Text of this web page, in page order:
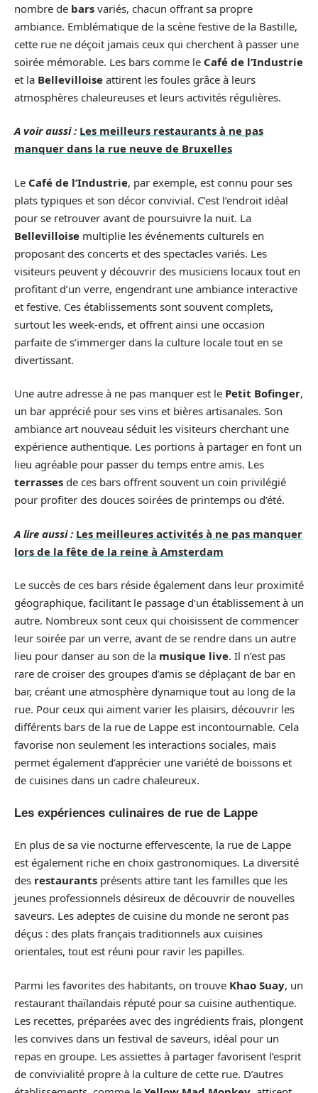
nombre de bars variés, chacun offrant sa propre
ambiance. Emblématique de la scène festive de la Bastille,
cette rue ne déçoit jamais ceux qui cherchent à passer une
soirée mémorable. Les bars comme le Café de l’Industrie
et la Bellevilloise attirent les foules grâce à leurs
atmosphères chaleureuses et leurs activités régulières.
A voir aussi : Les meilleurs restaurants à ne pas
manquer dans la rue neuve de Bruxelles
Le Café de l’Industrie, par exemple, est connu pour ses
plats typiques et son décor convivial. C’est l’endroit idéal
pour se retrouver avant de poursuivre la nuit. La
Bellevilloise multiplie les événements culturels en
proposant des concerts et des spectacles variés. Les
visiteurs peuvent y découvrir des musiciens locaux tout en
profitant d’un verre, engendrant une ambiance interactive
et festive. Ces établissements sont souvent complets,
surtout les week-ends, et offrent ainsi une occasion
parfaite de s’immerger dans la culture locale tout en se
divertissant.
Une autre adresse à ne pas manquer est le Petit Bofinger,
un bar apprécié pour ses vins et bières artisanales. Son
ambiance art nouveau séduit les visiteurs cherchant une
expérience authentique. Les portions à partager en font un
lieu agréable pour passer du temps entre amis. Les
terrasses de ces bars offrent souvent un coin privilégié
pour profiter des douces soirées de printemps ou d’été.
A lire aussi : Les meilleures activités à ne pas manquer
lors de la fête de la reine à Amsterdam
Le succès de ces bars réside également dans leur proximité
géographique, facilitant le passage d’un établissement à un
autre. Nombreux sont ceux qui choisissent de commencer
leur soirée par un verre, avant de se rendre dans un autre
lieu pour danser au son de la musique live. Il n’est pas
rare de croiser des groupes d’amis se déplaçant de bar en
bar, créant une atmosphère dynamique tout au long de la
rue. Pour ceux qui aiment varier les plaisirs, découvrir les
différents bars de la rue de Lappe est incontournable. Cela
favorise non seulement les interactions sociales, mais
permet également d’apprécier une variété de boissons et
de cuisines dans un cadre chaleureux.
Les expériences culinaires de rue de Lappe
En plus de sa vie nocturne effervescente, la rue de Lappe
est également riche en choix gastronomiques. La diversité
des restaurants présents attire tant les familles que les
jeunes professionnels désireux de découvrir de nouvelles
saveurs. Les adeptes de cuisine du monde ne seront pas
déçus : des plats français traditionnels aux cuisines
orientales, tout est réuni pour ravir les papilles.
Parmi les favorites des habitants, on trouve Khao Suay, un
restaurant thaïlandais réputé pour sa cuisine authentique.
Les recettes, préparées avec des ingrédients frais, plongent
les convives dans un festival de saveurs, idéal pour un
repas en groupe. Les assiettes à partager favorisent l’esprit
de convivialité propre à la culture de cette rue. D’autres